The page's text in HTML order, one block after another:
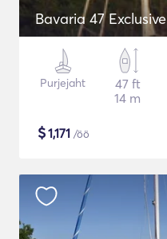
Bavaria 47 Exclusive
Purjejaht
47 ft
14 m
$1,171 /öö